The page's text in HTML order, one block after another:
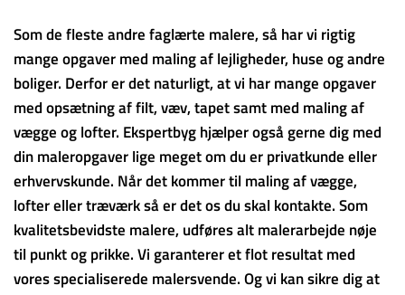
Som de fleste andre faglærte malere, så har vi rigtig
mange opgaver med maling af lejligheder, huse og andre
boliger. Derfor er det naturligt, at vi har mange opgaver
med opsætning af filt, væv, tapet samt med maling af
vægge og lofter. Ekspertbyg hjælper også gerne dig med
din maleropgaver lige meget om du er privatkunde eller
erhvervskunde. Når det kommer til maling af vægge,
lofter eller træværk så er det os du skal kontakte. Som
kvalitetsbevidste malere, udføres alt malerarbejde nøje
til punkt og prikke. Vi garanterer et flot resultat med
vores specialiserede malersvende. Og vi kan sikre dig at